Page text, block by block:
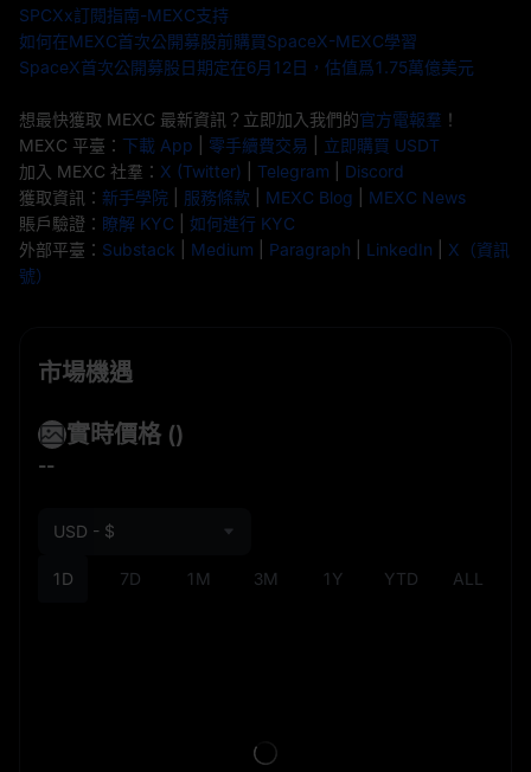
SPCXx訂閱指南-MEXC支持
如何在MEXC首次公開募股前購買SpaceX-MEXC學習
SpaceX首次公開募股日期定在6月12日，估值爲1.75萬億美元
想最快獲取 MEXC 最新資訊？立即加入我們的官方電報羣 ！
MEXC 平臺： 下載 App 零手續費交易
立即購買 USDT
加入 MEXC 社羣： X (Twitter) Telegram
Discord
獲取資訊： 新手學院 服務條款 MEXC Blog
MEXC News
賬戶驗證： 瞭解 KYC
如何進行 KYC
外部平臺： Substack Medium Paragraph LinkedIn
X（資訊
號）
市場機遇
實時價格 ()
--
1D 7D 1M 3M 1Y YTD ALL
USD - $